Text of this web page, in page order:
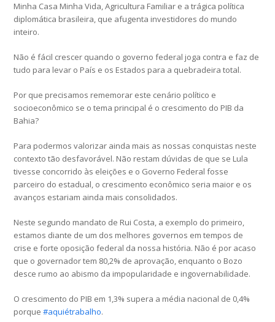
Minha Casa Minha Vida, Agricultura Familiar e a trágica política
diplomática brasileira, que afugenta investidores do mundo
inteiro.
Não é fácil crescer quando o governo federal joga contra e faz de
tudo para levar o País e os Estados para a quebradeira total.
Por que precisamos rememorar este cenário político e
socioeconômico se o tema principal é o crescimento do PIB da
Bahia?
Para podermos valorizar ainda mais as nossas conquistas neste
contexto tão desfavorável. Não restam dúvidas de que se Lula
tivesse concorrido às eleições e o Governo Federal fosse
parceiro do estadual, o crescimento econômico seria maior e os
avanços estariam ainda mais consolidados.
Neste segundo mandato de Rui Costa, a exemplo do primeiro,
estamos diante de um dos melhores governos em tempos de
crise e forte oposição federal da nossa história. Não é por acaso
que o governador tem 80,2% de aprovação, enquanto o Bozo
desce rumo ao abismo da impopularidade e ingovernabilidade.
O crescimento do PIB em 1,3% supera a média nacional de 0,4%
porque#aquiétrabalho.